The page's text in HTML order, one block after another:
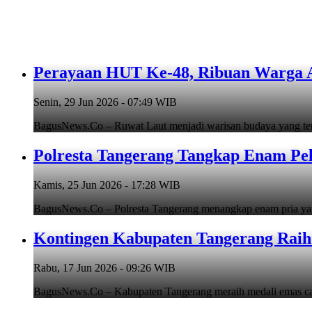
Perayaan HUT Ke-48, Ribuan
Senin, 29 Jun 2026 - 07:49 WIB
BagusNews.Co – Ruwat Laut menjadi warisan budaya yang
Polresta Tangerang Tangkap Enam
Kamis, 25 Jun 2026 - 17:28 WIB
BagusNews.Co – Polresta Tangerang menangkap enam pria
Kontingen Kabupaten Tangerang
Rabu, 17 Jun 2026 - 09:26 WIB
BagusNews.Co – Kabupaten Tangerang meraih medali